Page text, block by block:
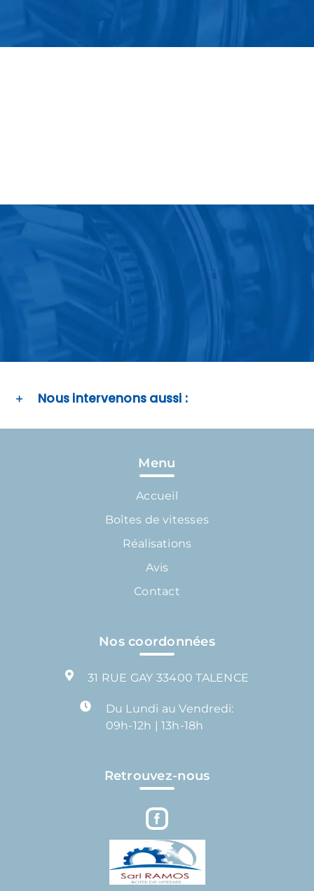
Nous intervenons aussi :
Menu
Accueil
Boîtes de vitesses
Réalisations
Avis
Contact
Nos coordonnées
31 RUE GAY 33400 TALENCE
Du Lundi au Vendredi:
09h-12h | 13h-18h
Retrouvez-nous